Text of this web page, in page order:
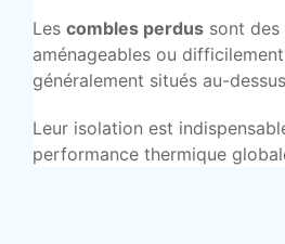
Les combles perdus sont des
aménageables ou
généralement situés au-
Leur isolation est
performance thermique